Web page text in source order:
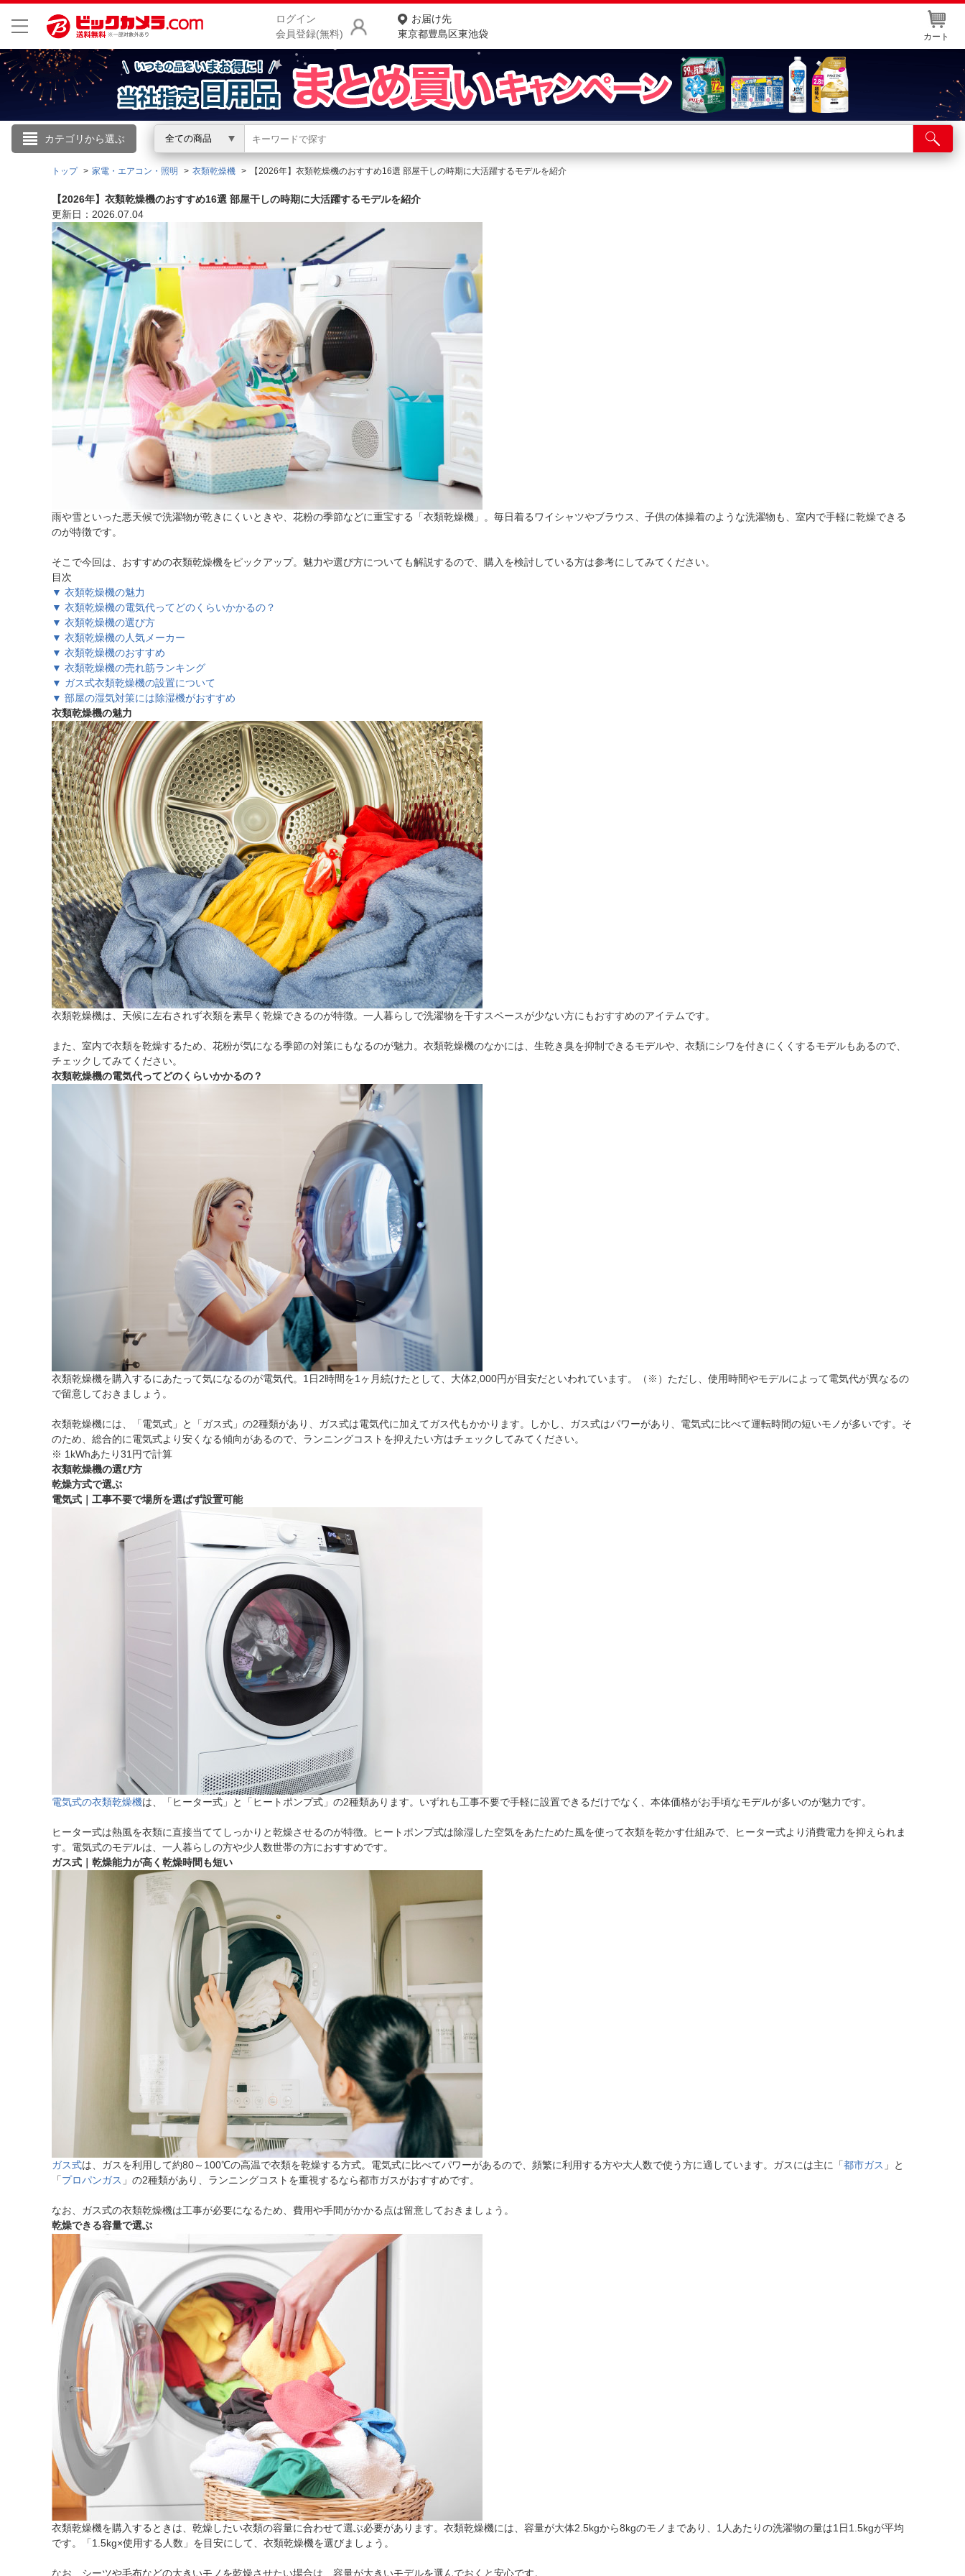
ログイン
会員登録(無料)
お届け先
東京都豊島区東池袋
カート
カテゴリから選ぶ 全ての商品
こんにちは
ログイン
新規会員登録
会員メニュー
お買いもの履歴
閲覧履歴
ほしいもの
お知らせ
商品をさがす
ランキングからさがす
お客様サポート
よくある質問・お問合せ
ご利用規約
店舗サービス
ネット取り置き
トップ 家電・エアコン・照明 衣類乾燥機 【2026年】衣類乾燥機のおすすめ16選 部屋干しの時期に大活躍するモデルを紹介
【2026年】衣類乾燥機のおすすめ16選 部屋干しの時期に大活躍するモデルを紹介
更新日：2026.07.04
雨や雪といった悪天候で洗濯物が乾きにくいときや、花粉の季節などに重宝する「衣類乾燥機」。毎日着るワイシャツやブラウス、子供の体操着のような洗濯物も、室内で手軽に乾燥できる
のが特徴です。
そこで今回は、おすすめの衣類乾燥機をピックアップ。魅力や選び方についても解説するので、購入を検討している方は参考にしてみてください。
目次
▼ 衣類乾燥機の魅力
▼ 衣類乾燥機の電気代ってどのくらいかかるの？
▼ 衣類乾燥機の選び方
▼ 衣類乾燥機の人気メーカー
▼ 衣類乾燥機のおすすめ
▼ 衣類乾燥機の売れ筋ランキング
▼ ガス式衣類乾燥機の設置について
▼ 部屋の湿気対策には除湿機がおすすめ
衣類乾燥機の魅力
衣類乾燥機は、天候に左右されず衣類を素早く乾燥できるのが特徴。一人暮らしで洗濯物を干すスペースが少ない方にもおすすめのアイテムです。
また、室内で衣類を乾燥するため、花粉が気になる季節の対策にもなるのが魅力。衣類乾燥機のなかには、生乾き臭を抑制できるモデルや、衣類にシワを付きにくくするモデルもあるので、
チェックしてみてください。
衣類乾燥機の電気代ってどのくらいかかるの？
衣類乾燥機を購入するにあたって気になるのが電気代。1日2時間を1ヶ月続けたとして、大体2,000円が目安だといわれています。（※）ただし、使用時間やモデルによって電気代が異なるの
で留意しておきましょう。
衣類乾燥機には、「電気式」と「ガス式」の2種類があり、ガス式は電気代に加えてガス代もかかります。しかし、ガス式はパワーがあり、電気式に比べて運転時間の短いモノが多いです。そ
のため、総合的に電気式より安くなる傾向があるので、ランニングコストを抑えたい方はチェックしてみてください。
※ 1kWhあたり31円で計算
衣類乾燥機の選び方
乾燥方式で選ぶ
電気式｜工事不要で場所を選ばず設置可能
電気式の衣類乾燥機は、「ヒーター式」と「ヒートポンプ式」の2種類あります。いずれも工事不要で手軽に設置できるだけでなく、本体価格がお手頃なモデルが多いのが魅力です。
ヒーター式は熱風を衣類に直接当ててしっかりと乾燥させるのが特徴。ヒートポンプ式は除湿した空気をあたためた風を使って衣類を乾かす仕組みで、ヒーター式より消費電力を抑えられま
す。電気式のモデルは、一人暮らしの方や少人数世帯の方におすすめです。
ガス式｜乾燥能力が高く乾燥時間も短い
ガス式は、ガスを利用して約80～100℃の高温で衣類を乾燥する方式。電気式に比べてパワーがあるので、頻繁に利用する方や大人数で使う方に適しています。ガスには主に「都市ガス 」と
「プロパンガス 」の2種類があり、ランニングコストを重視するなら都市ガスがおすすめです。
なお、ガス式の衣類乾燥機は工事が必要になるため、費用や手間がかかる点は留意しておきましょう。
乾燥できる容量で選ぶ
衣類乾燥機を購入するときは、乾燥したい衣類の容量に合わせて選ぶ必要があります。衣類乾燥機には、容量が大体2.5kgから8kgのモノまであり、1人あたりの洗濯物の量は1日1.5kgが平均
です。「1.5kg×使用する人数」を目安にして、衣類乾燥機を選びましょう。
なお、シーツや毛布などの大きいモノを乾燥させたい場合は、容量が大きいモデルを選んでおくと安心です。